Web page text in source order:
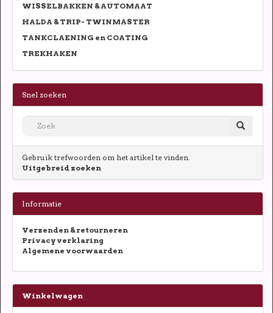
WISSELBAKKEN & AUTOMAAT
HALDA & TRIP- TWINMASTER
TANKCLAENING en COATING
TREKHAKEN
Snel zoeken
Gebruik trefwoorden om het artikel te vinden.
Uitgebreid zoeken
Informatie
Verzenden & retourneren
Privacy verklaring
Algemene voorwaarden
Winkelwagen